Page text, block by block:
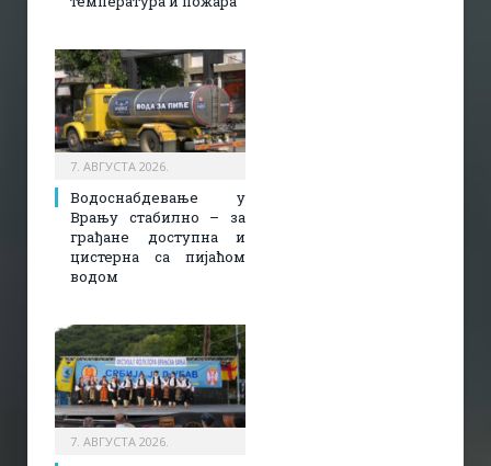
7. АВГУСТА 2026.
Водоснабдевање у
Врању стабилно – за
грађане доступна и
цистерна са пијаћом
водом
7. АВГУСТА 2026.